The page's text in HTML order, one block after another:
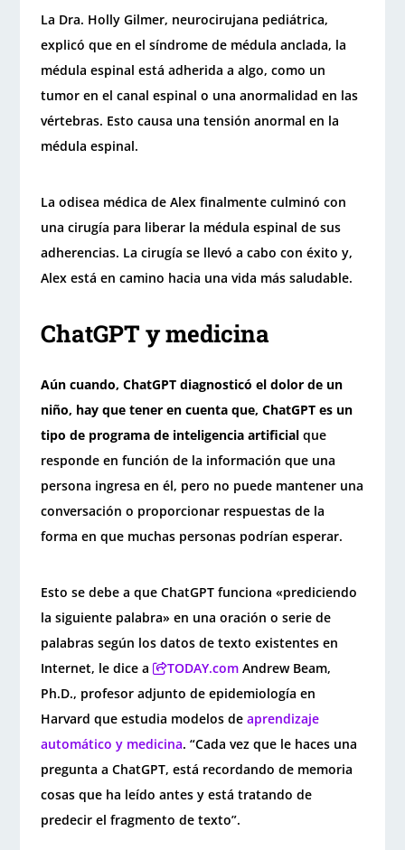
La Dra. Holly Gilmer, neurocirujana pediátrica,
explicó que en el síndrome de médula anclada, la
médula espinal está adherida a algo, como un
tumor en el canal espinal o una anormalidad en las
vértebras. Esto causa una tensión anormal en la
médula espinal.
La odisea médica de Alex finalmente culminó con
una cirugía para liberar la médula espinal de sus
adherencias. La cirugía se llevó a cabo con éxito y,
Alex está en camino hacia una vida más saludable.
ChatGPT y medicina
Aún cuando, ChatGPT diagnosticó el dolor de un
niño, hay que tener en cuenta que, ChatGPT es un
tipo de programa de inteligencia artificialque
responde en función de la información que una
persona ingresa en él, pero no puede mantener una
conversación o proporcionar respuestas de la
forma en que muchas personas podrían esperar.
Esto se debe a que ChatGPT funciona «prediciendo
la siguiente palabra» en una oración o serie de
palabras según los datos de texto existentes en
Internet, le dice a
TODAY.comAndrew Beam,
Ph.D., profesor adjunto de epidemiología en
Harvard que estudia modelos de aprendizaje
automático y medicina. “Cada vez que le haces una
pregunta a ChatGPT, está recordando de memoria
cosas que ha leído antes y está tratando de
predecir el fragmento de texto”.